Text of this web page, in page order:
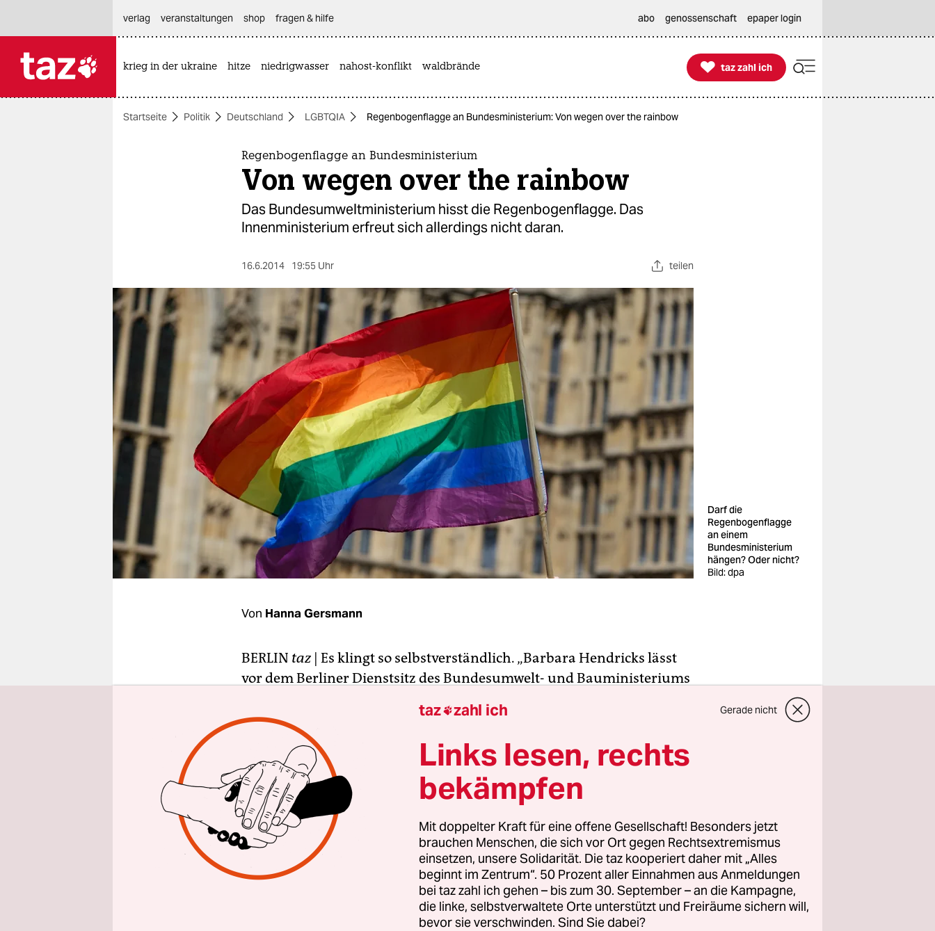
themen
berlin
nord
wahrheit
verlag
verlag
veranstaltungen
shop
fragen & hilfe
unterstützen
abo
verlag
veranstaltungen shop fragen & hilfe abo genossenschaft epaper login
krieg in der ukraine hitze niedrigwasser nahost-konflikt waldbrände 
taz zahl ich
taz zahl ich
Startseite Politik Deutschland LGBTQIA Regenbogenflagge an Bundesministerium: Von wegen over the rainbow
Regenbogenflagge an Bundesministerium
Von wegen over the rainbow
Das Bundesumweltministerium hisst die Regenbogenflagge. Das
Innenministerium erfreut sich allerdings nicht daran.
16.6.2014 19:55 Uhr teilen
Darf die
Regenbogenflagge
an einem
Bundesministerium
hängen? Oder nicht?
Bild: dpa
Von Hanna Gersmann
BERLIN taz | Es klingt so selbstverständlich. „Barbara Hendricks lässt
vor dem Berliner Dienstsitz des Bundesumwelt- und Bauministeriums
ÜberTwitter
schickten Hendricks Mitarbeiter am letzten Freitag
zudem ein Foto und texteten: „#BMHendricks setzt Zeichen für Vielfalt
und Toleranz.“ Seither hängt vor dem Ministerium am Potsdamer
Platz in Berlin neben der Deutschland- die Regenbogenfahne.
Anlass ist der Christopher Street Day, besser: die CSD-Saison. Schon
seit 1979 gehen in diesen Wochen weltweit Menschen auf die Straße,
um für die Rechte von Schwulen, Lesben, Transsexuellen und
Transgendern, Inter- und Bisexuellen einzutreten. Und seit den 1990er
Jahren, so hieß es im Hause von Hendricks, werde in Berlin und vielen
Städten des Landes an Rathäusern die Regenbogenflagge gehisst.
taz zahl ich Gerade nicht
Links lesen, rechts
bekämpfen
Mit doppelter Kraft für eine offene Gesellschaft! Besonders jetzt
brauchen Menschen, die sich vor Ort gegen Rechtsextremismus
einsetzen, unsere Solidarität. Die taz kooperiert daher mit „Alles
beginnt im Zentrum“. 50 Prozent aller Einnahmen aus Anmeldungen
bei taz zahl ich gehen – bis zum 30. September – an die Kampagne,
die linke, selbstverwaltete Orte unterstützt und Freiräume sichern will,
bevor sie verschwinden. Sind Sie dabei?